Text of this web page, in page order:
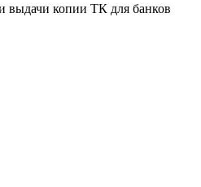
выдачи копии ТК для банков